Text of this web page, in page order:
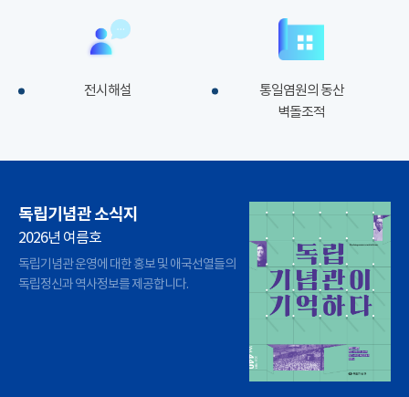
전시해설
통일염원의 동산
벽돌조적
독립기념관 소식지
2026년 여름호
독립기념관 운영에 대한 홍보 및 애국선열들의
독립정신과 역사정보를 제공합니다.